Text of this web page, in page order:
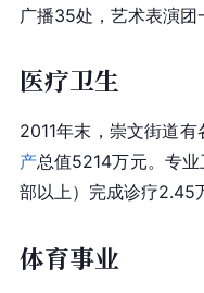
广播35处，艺术表演
医疗卫生
2011年末，崇文街道
产总值5214万元。专
部以上）完成诊疗2.45
体育事业